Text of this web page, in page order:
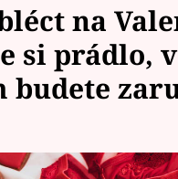
na
si prádlo,
budete